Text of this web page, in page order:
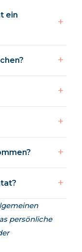
ein
persönliche